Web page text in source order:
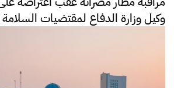
وكيل وزارة الدفاع لمقتضيات السلامة